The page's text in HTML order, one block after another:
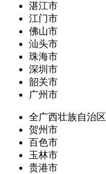
湛江市
江门市
佛山市
汕头市
珠海市
深圳市
韶关市
广州市
全广西壮族自治区
贺州市
百色市
玉林市
贵港市